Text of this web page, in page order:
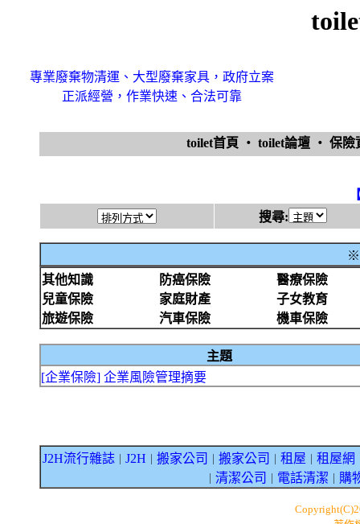
專業廢棄物清運、大型廢棄家具，政府立案
正派經營，作業快速、合法可靠
toilet首頁 ‧ toilet論壇 ‧ 保
搜尋:
※
其他知識
防癌保險
醫療保險
兒童保險
家庭財產
子女教育
旅遊保險
汽車保險 機車保險
主題
[企業保險] 企業風險管理摘要
J2H流行雜誌 J2H 搬家公司 搬家公司 租屋 租屋網
清潔公司 電話清潔 購